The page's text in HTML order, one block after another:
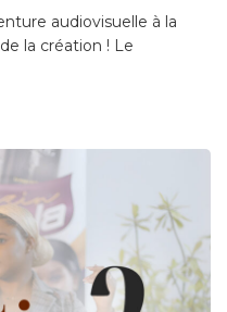
audiovisuelle à la
la création ! Le